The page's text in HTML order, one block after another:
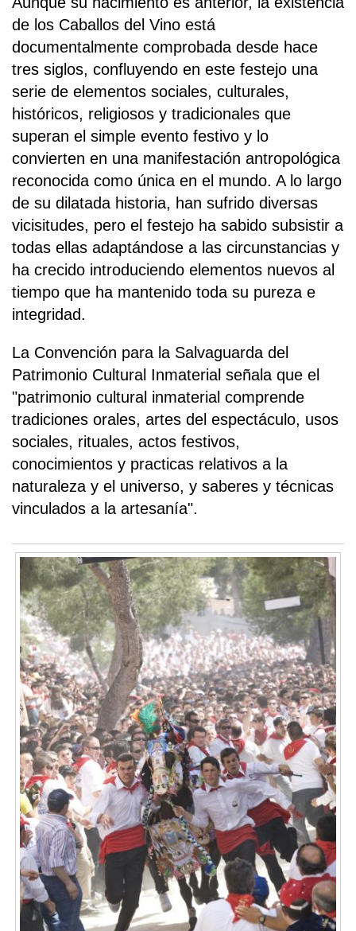
de los Caballos del Vino está
documentalmente comprobada desde hace
tres siglos, confluyendo en este festejo una
serie de elementos sociales, culturales,
históricos, religiosos y tradicionales que
superan el simple evento festivo y lo
convierten en una manifestación antropológica
reconocida como única en el mundo. A lo largo
de su dilatada historia, han sufrido diversas
vicisitudes, pero el festejo ha sabido subsistir a
todas ellas adaptándose a las circunstancias y
ha crecido introduciendo elementos nuevos al
tiempo que ha mantenido toda su pureza e
integridad.
La Convención para la Salvaguarda del
Patrimonio Cultural Inmaterial señala que el
"patrimonio cultural inmaterial comprende
tradiciones orales, artes del espectáculo, usos
sociales, rituales, actos festivos,
conocimientos y practicas relativos a la
naturaleza y el universo, y saberes y técnicas
vinculados a la artesanía".